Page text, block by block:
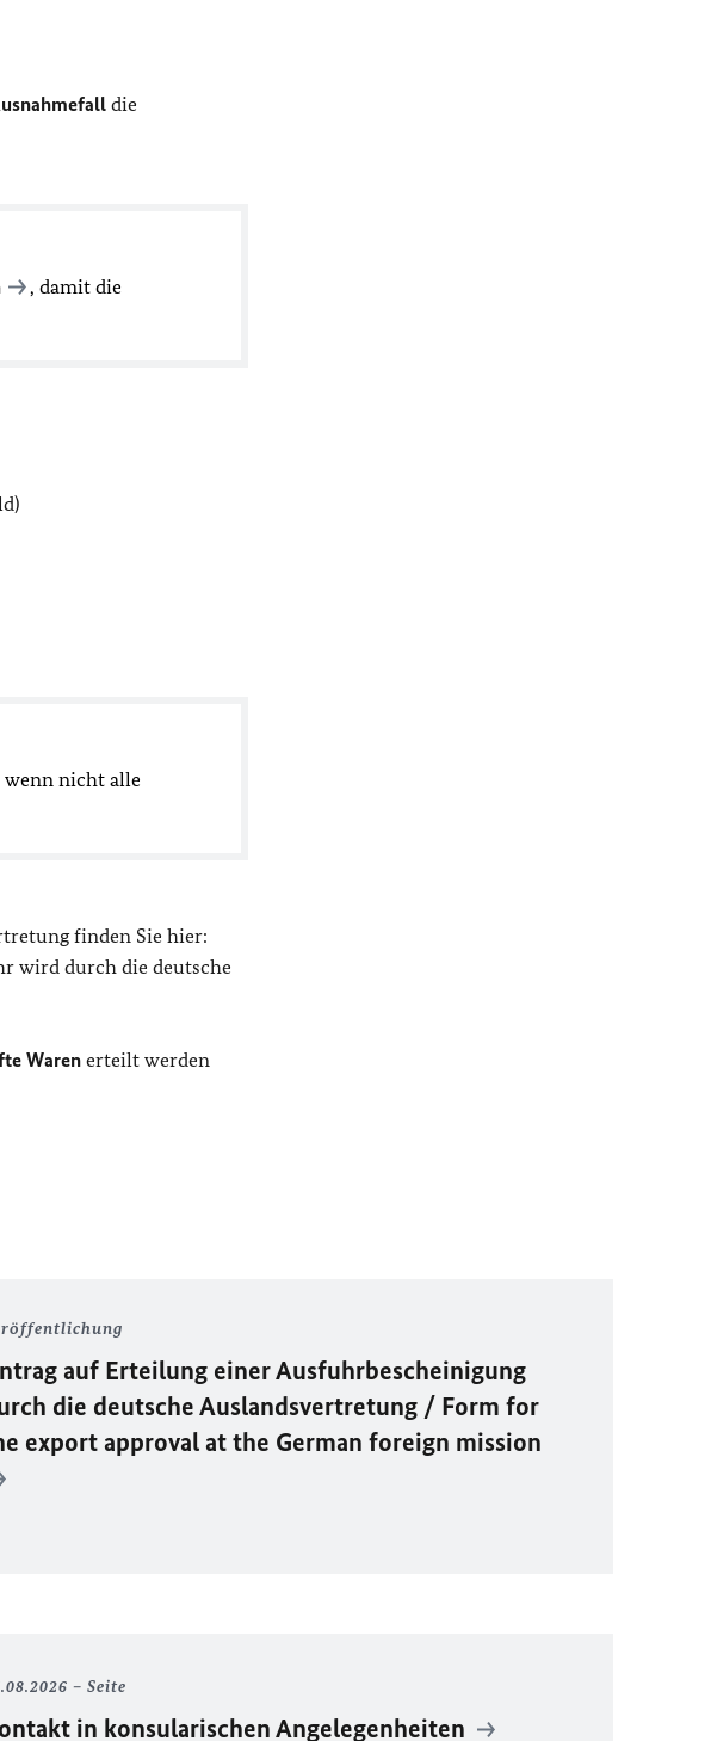
die
, damit die
wenn nicht alle
finden Sie hier:
wird durch die deutsche
Warenerteilt werden
auf Erteilung einer Ausfuhrbescheinigung
die deutsche Auslandsvertretung / Form for
export approval at the German foreign mission
Seite
in konsularischen Angelegenheiten